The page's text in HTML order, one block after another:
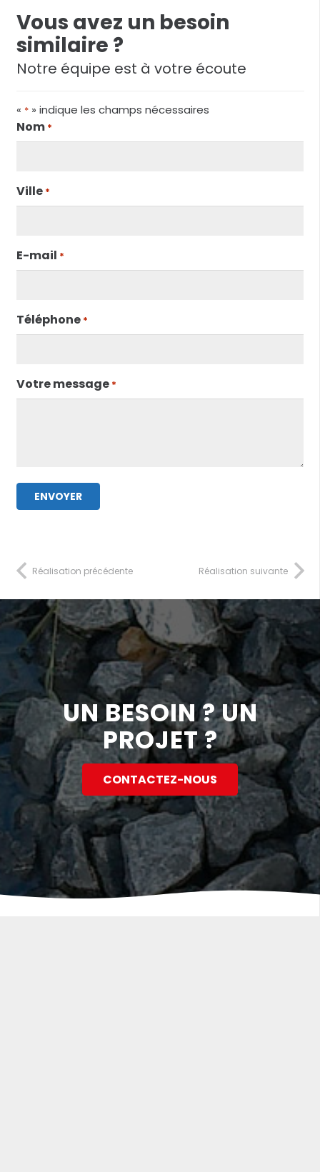
Vous avez un besoin
similaire ?
Notre équipe est à votre écoute
« *» indique les champs nécessaires
Nom *
Ville *
E-mail *
Téléphone *
Votre message *
Réalisation précédente Réalisation suivante
UN BESOIN ? UN
PROJET ?
CONTACTEZ-NOUS